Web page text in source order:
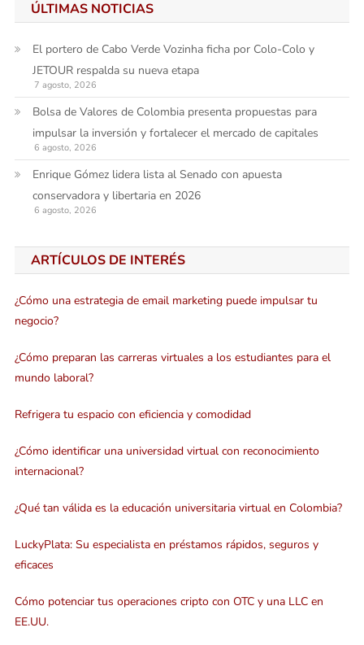
ÚLTIMAS NOTICIAS
El portero de Cabo Verde Vozinha ficha por Colo-Colo y
JETOUR respalda su nueva etapa
7 agosto, 2026
Bolsa de Valores de Colombia presenta propuestas para
impulsar la inversión y fortalecer el mercado de capitales
6 agosto, 2026
Enrique Gómez lidera lista al Senado con apuesta
conservadora y libertaria en 2026
6 agosto, 2026
ARTÍCULOS DE INTERÉS
¿Cómo una estrategia de email marketing puede impulsar tu
negocio?
¿Cómo preparan las carreras virtuales a los estudiantes para el
mundo laboral?
Refrigera tu espacio con eficiencia y comodidad
¿Cómo identificar una universidad virtual con reconocimiento
internacional?
¿Qué tan válida es la educación universitaria virtual en Colombia?
LuckyPlata: Su especialista en préstamos rápidos, seguros y
eficaces
Cómo potenciar tus operaciones cripto con OTC y una LLC en
EE.UU.